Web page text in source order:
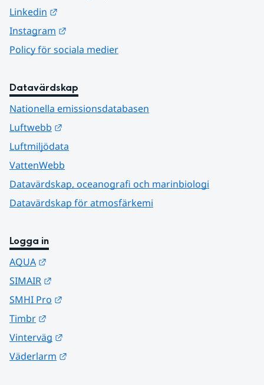
Linkedin
Instagram
Policy för sociala medier
Datavärdskap
Nationella emissionsdatabasen
Luftwebb
Luftmiljödata
VattenWebb
Datavärdskap, oceanografi och marinbiologi
Datavärdskap för atmosfärkemi
Logga in
AQUA
SIMAIR
SMHI Pro
Timbr
Vinterväg
Väderlarm